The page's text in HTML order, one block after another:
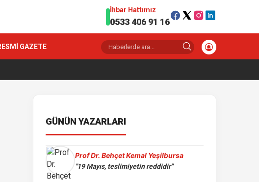
İhbar Hattımız
0533 406 91 16
GAZETE
GÜNÜN YAZARLARI
Prof Dr. Behçet Kemal Yeşilbursa
"19 Mayıs, teslimiyetin reddidir"